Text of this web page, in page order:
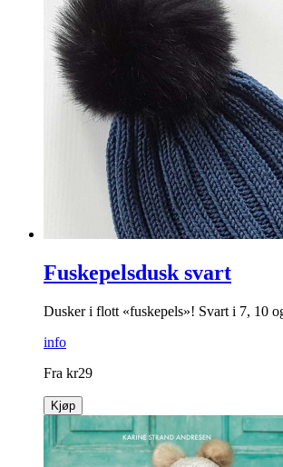
Fuskepelsdusk svart
Dusker i flott «fuskepels»! Svart i 7, 10
info
Fra kr29
Kjøp